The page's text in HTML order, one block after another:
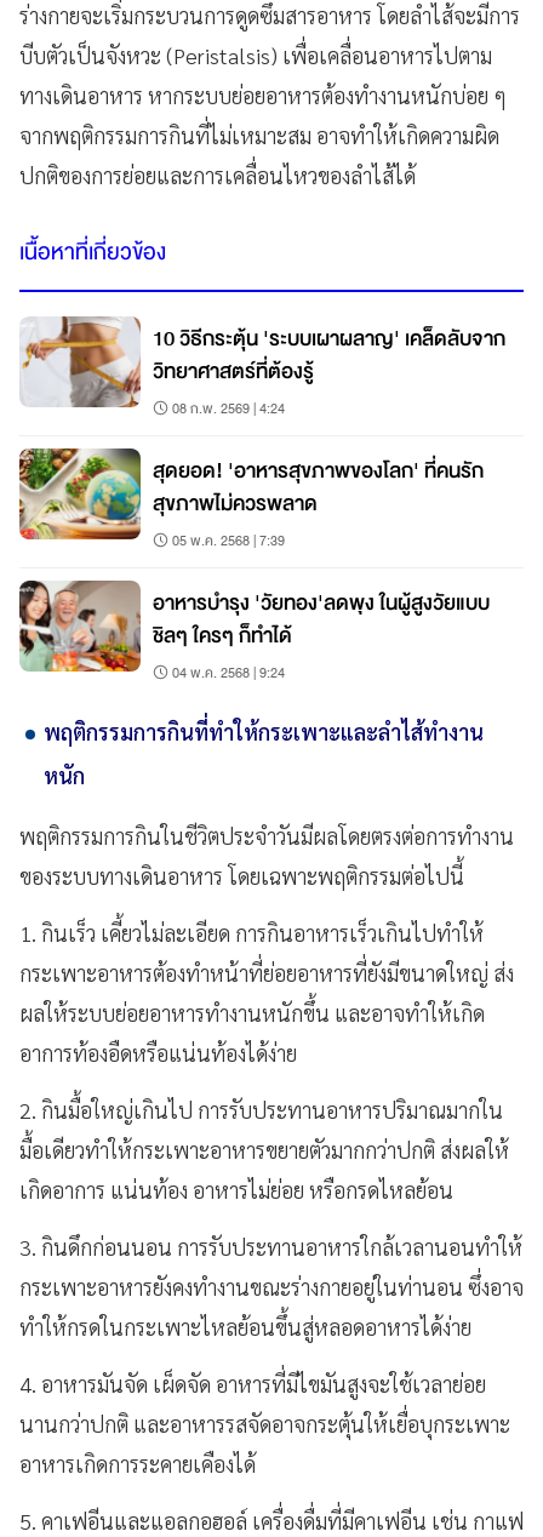
ร่างกายจะเริ่มกระบวนการดูดซึมสารอาหาร โดยลำไส้จะมีการ
บีบตัวเป็นจังหวะ (Peristalsis) เพื่อเคลื่อนอาหารไปตาม
ทางเดินอาหาร หากระบบย่อยอาหารต้องทำงานหนักบ่อย ๆ
จากพฤติกรรมการกินที่ไม่เหมาะสม อาจทำให้เกิดความผิด
ปกติของการย่อยและการเคลื่อนไหวของลำไส้ได้
เนื้อหาที่เกี่ยวข้อง
10 วิธีกระตุ้น 'ระบบเผาผลาญ' เคล็ดลับจาก
วิทยาศาสตร์ที่ต้องรู้
08 ก.พ. 2569 | 4:24
สุดยอด! 'อาหารสุขภาพของโลก' ที่คนรัก
สุขภาพไม่ควรพลาด
05 พ.ค. 2568 | 7:39
อาหารบำรุง 'วัยทอง'ลดพุง ในผู้สูงวัยแบบ
ชิลๆ ใครๆ ก็ทำได้
04 พ.ค. 2568 | 9:24
พฤติกรรมการกินที่ทำให้กระเพาะและลำไส้ทำงาน
หนัก
พฤติกรรมการกินในชีวิตประจำวันมีผลโดยตรงต่อการทำงาน
ของระบบทางเดินอาหาร โดยเฉพาะพฤติกรรมต่อไปนี้
1. กินเร็ว เคี้ยวไม่ละเอียด การกินอาหารเร็วเกินไปทำให้
กระเพาะอาหารต้องทำหน้าที่ย่อยอาหารที่ยังมีขนาดใหญ่ ส่ง
ผลให้ระบบย่อยอาหารทำงานหนักขึ้น และอาจทำให้เกิด
อาการท้องอืดหรือแน่นท้องได้ง่าย
2. กินมื้อใหญ่เกินไป การรับประทานอาหารปริมาณมากใน
มื้อเดียวทำให้กระเพาะอาหารขยายตัวมากกว่าปกติ ส่งผลให้
เกิดอาการ แน่นท้อง อาหารไม่ย่อย หรือกรดไหลย้อน
3. กินดึกก่อนนอน การรับประทานอาหารใกล้เวลานอนทำให้
กระเพาะอาหารยังคงทำงานขณะร่างกายอยู่ในท่านอน ซึ่งอาจ
ทำให้กรดในกระเพาะไหลย้อนขึ้นสู่หลอดอาหารได้ง่าย
4. อาหารมันจัด เผ็ดจัด อาหารที่มีไขมันสูงจะใช้เวลาย่อย
นานกว่าปกติ และอาหารรสจัดอาจกระตุ้นให้เยื่อบุกระเพาะ
อาหารเกิดการระคายเคืองได้
5. คาเฟอีนและแอลกอฮอล์ เครื่องดื่มที่มีคาเฟอีน เช่น กาแฟ